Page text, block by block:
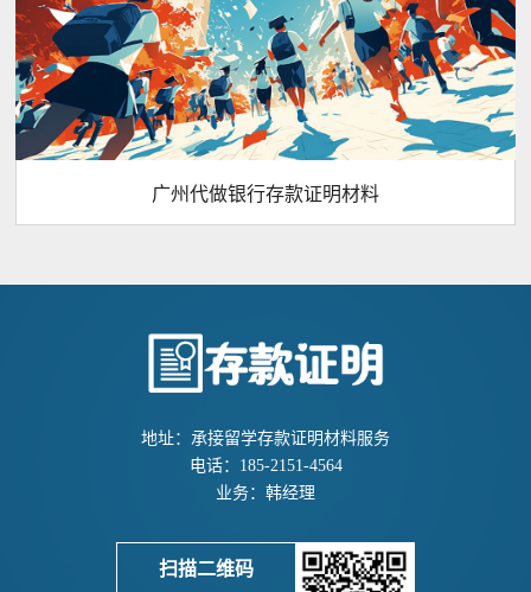
广州代做银行存款证明材料
地址：承接留学存款证明材料服务
电话：185-2151-4564
业务：韩经理
扫描二维码